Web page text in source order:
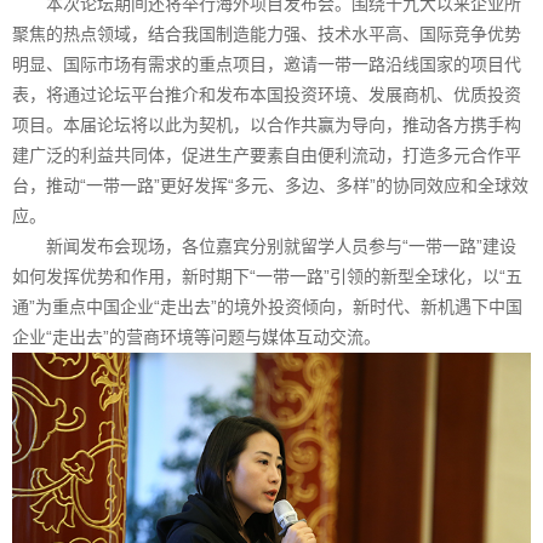
聚焦的热点领域，结合我国制造能力强、技术水平高、国际竞争优势
明显、国际市场有需求的重点项目，邀请一带一路沿线国家的项目代
表，将通过论坛平台推介和发布本国投资环境、发展商机、优质投资
项目。本届论坛将以此为契机，以合作共赢为导向，推动各方携手构
建广泛的利益共同体，促进生产要素自由便利流动，打造多元合作平
台，推动“一带一路”更好发挥“多元、多边、多样”的协同效应和全球效
应。
新闻发布会现场，各位嘉宾分别就留学人员参与“一带一路”建设
如何发挥优势和作用，新时期下“一带一路”引领的新型全球化，以“五
通”为重点中国企业“走出去”的境外投资倾向，新时代、新机遇下中国
企业“走出去”的营商环境等问题与媒体互动交流。